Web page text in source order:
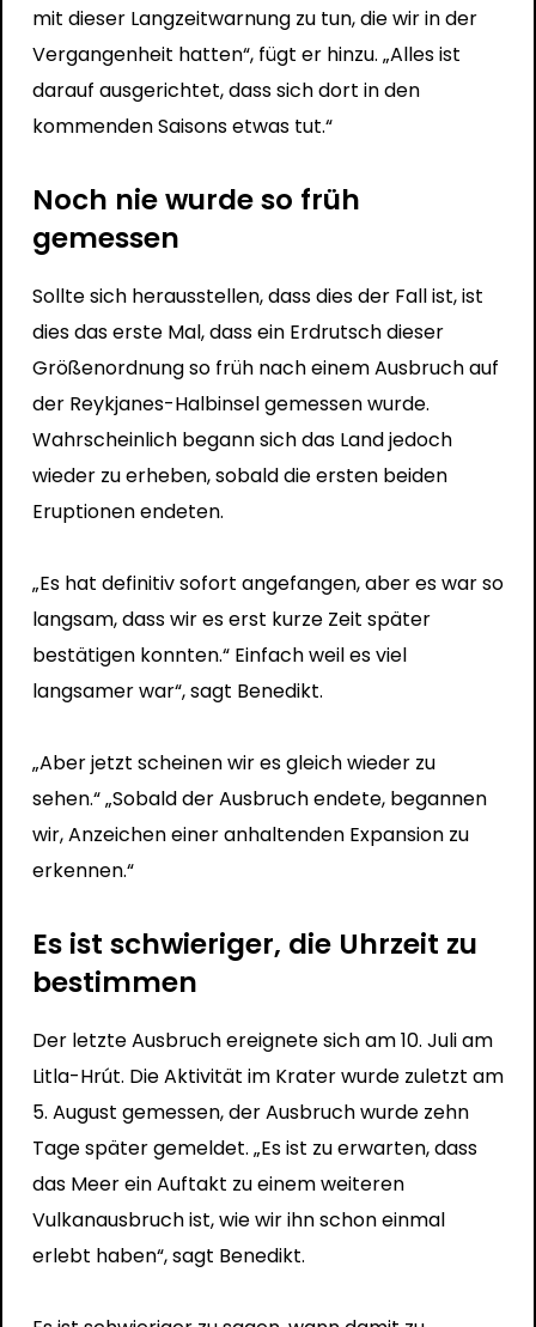
mit dieser Langzeitwarnung zu tun, die wir in der
Vergangenheit hatten“, fügt er hinzu. „Alles ist
darauf ausgerichtet, dass sich dort in den
kommenden Saisons etwas tut.“
Noch nie wurde so früh
gemessen
Sollte sich herausstellen, dass dies der Fall ist, ist
dies das erste Mal, dass ein Erdrutsch dieser
Größenordnung so früh nach einem Ausbruch auf
der Reykjanes-Halbinsel gemessen wurde.
Wahrscheinlich begann sich das Land jedoch
wieder zu erheben, sobald die ersten beiden
Eruptionen endeten.
„Es hat definitiv sofort angefangen, aber es war so
langsam, dass wir es erst kurze Zeit später
bestätigen konnten.“ Einfach weil es viel
langsamer war“, sagt Benedikt.
„Aber jetzt scheinen wir es gleich wieder zu
sehen.“ „Sobald der Ausbruch endete, begannen
wir, Anzeichen einer anhaltenden Expansion zu
erkennen.“
Es ist schwieriger, die Uhrzeit zu
bestimmen
Der letzte Ausbruch ereignete sich am 10. Juli am
Litla-Hrút. Die Aktivität im Krater wurde zuletzt am
5. August gemessen, der Ausbruch wurde zehn
Tage später gemeldet. „Es ist zu erwarten, dass
das Meer ein Auftakt zu einem weiteren
Vulkanausbruch ist, wie wir ihn schon einmal
erlebt haben“, sagt Benedikt.